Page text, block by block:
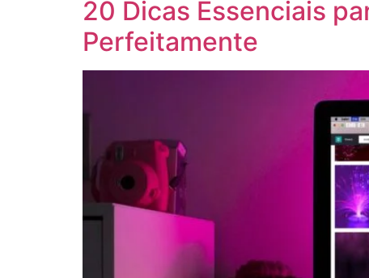
20 Dicas Essenciais
Perfeitamente